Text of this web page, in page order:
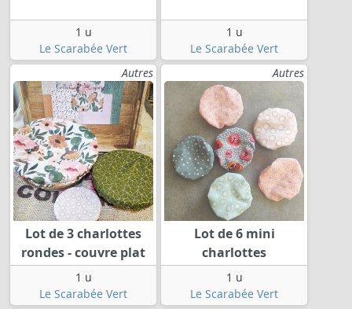
1 u
Le Scarabée Vert
1 u
Le Scarabée Vert
Autres
Lot de 3 charlottes
rondes - couvre plat
1 u
Le Scarabée Vert
Autres
Lot de 6 mini
charlottes
1 u
Le Scarabée Vert